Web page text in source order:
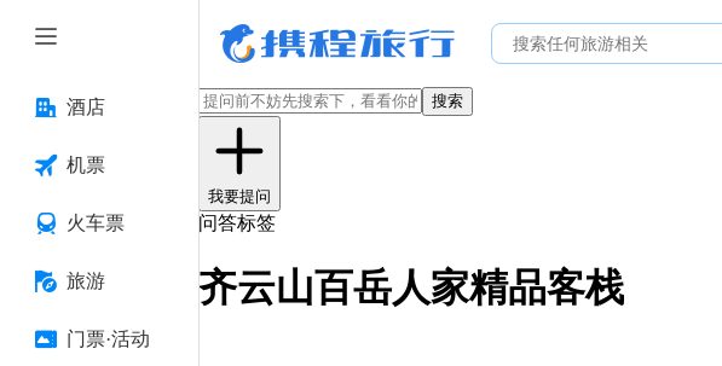
酒店
机票
火车票
旅游
门票·活动
搜索
我要提问
问答标签
齐云山百岳人家精品客栈